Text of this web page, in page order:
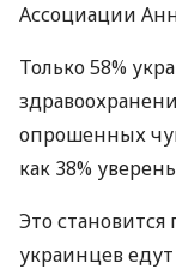
Ассоциации
Только 58%
опрошенных
как 38%
Это
украинцев едут